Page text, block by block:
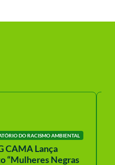
DO RACISMO AMBIENTAL
CAMA Lança
“Mulheres Negras